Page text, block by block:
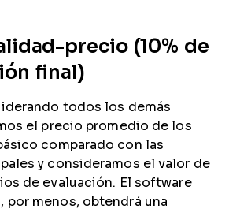
precio (10% de
final)
todos los demás
el precio promedio de los
comparado con las
y consideramos el valor de
de evaluación. El software
por menos, obtendrá una